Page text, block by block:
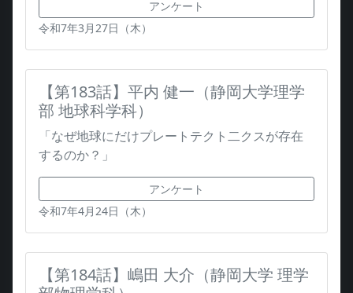
アンケート
令和7年3月27日（木）
【第183話】平内 健一（静岡大学理学
部 地球科学科）
「なぜ地球にだけプレートテクト二クスが存在
するのか？」
アンケート
令和7年4月24日（木）
【第184話】嶋田 大介（静岡大学 理学